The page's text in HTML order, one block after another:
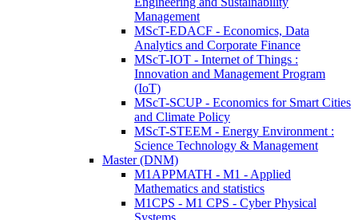
Management
MScT-EDACF - Economics, Data
Analytics and Corporate Finance
MScT-IOT - Internet of Things :
Innovation and Management Program
(IoT)
MScT-SCUP - Economics for Smart Cities
and Climate Policy
MScT-STEEM - Energy Environment :
Science Technology & Management
Master (DNM)
M1APPMATH - M1 - Applied
Mathematics and statistics
M1CPS - M1 CPS - Cyber Physical
Systems